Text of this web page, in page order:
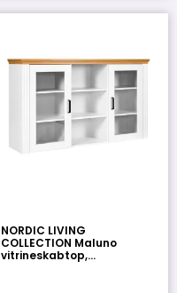
NORDIC LIVING
COLLECTION Maluno
vitrineskabtop,...